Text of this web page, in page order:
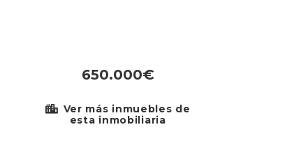
650.000€
Ver más inmuebles de
esta inmobiliaria